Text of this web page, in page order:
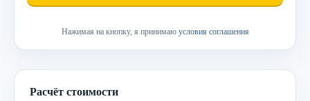
Нажимая на кнопку, я принимаю условия соглашения
Расчёт стоимости